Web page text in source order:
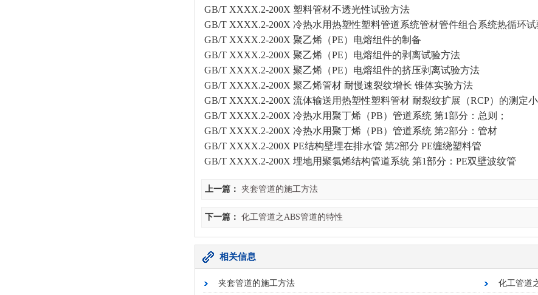
GB/T XXXX.2-200X 塑料管材不透光性试验方法
GB/T XXXX.2-200X 冷热水用热塑性塑料管道系统管材管件组合系统热循环
GB/T XXXX.2-200X 聚乙烯（PE）电熔组件的制备
GB/T XXXX.2-200X 聚乙烯（PE）电熔组件的剥离试验方法
GB/T XXXX.2-200X 聚乙烯（PE）电熔组件的挤压剥离试验方法
GB/T XXXX.2-200X 聚乙烯管材 耐慢速裂纹增长 锥体实验方法
GB/T XXXX.2-200X 流体输送用热塑性塑料管材 耐裂纹扩展（RCP）的测定
GB/T XXXX.2-200X 冷热水用聚丁烯（PB）管道系统 第1部分：总则；
GB/T XXXX.2-200X 冷热水用聚丁烯（PB）管道系统 第2部分：管材
GB/T XXXX.2-200X PE结构壁埋在排水管 第2部分 PE缠绕塑料管
GB/T XXXX.2-200X 埋地用聚氯烯结构管道系统 第1部分：PE双壁波纹管
上一篇： 夹套管道的施工方法
下一篇： 化工管道之ABS管道的特性
相关信息
夹套管道的施工方法
化工管道